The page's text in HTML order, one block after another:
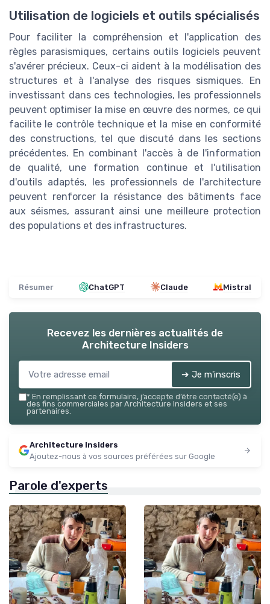
Utilisation de logiciels et outils spécialisés
Pour faciliter la compréhension et l'application des
règles parasismiques, certains outils logiciels peuvent
s'avérer précieux. Ceux-ci aident à la modélisation des
structures et à l'analyse des risques sismiques. En
investissant dans ces technologies, les professionnels
peuvent optimiser la mise en œuvre des normes, ce qui
facilite le contrôle technique et la mise en conformité
des constructions, tel que discuté dans les sections
précédentes. En combinant l'accès à de l'information
de qualité, une formation continue et l'utilisation
d'outils adaptés, les professionnels de l'architecture
peuvent renforcer la résistance des bâtiments face
aux séismes, assurant ainsi une meilleure protection
des populations et des infrastructures.
Résumer ChatGPT Claude Mistral
Recevez les dernières actualités de
Architecture Insiders
➔ Je m'inscris
* En remplissant ce formulaire, j’accepte d’être contacté(e) à
des fins commerciales par Architecture Insiders et ses
partenaires.
Architecture Insiders
Ajoutez-nous à vos sources préférées sur Google
Parole d'experts